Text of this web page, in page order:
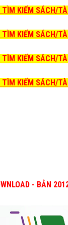
KIẾM SÁCH/
KIẾM SÁCH/
KIẾM SÁCH/
KIẾM SÁCH/
- BẢN